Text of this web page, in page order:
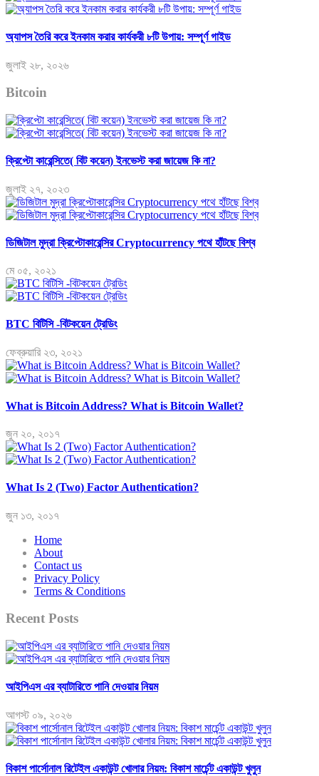
অ্যাপস তৈরি করে ইনকাম করার কার্যকরী ৮টি উপায়: সম্পূর্ণ গাইড
জুলাই ২৮, ২০২৬
Bitcoin
ক্রিপ্টো কারেন্সিতে( বিট কয়েন) ইনভেস্ট করা জায়েজ কি না?
জুলাই ২৭, ২০২৩
ডিজিটাল মুদ্রা ক্রিপ্টোকারেন্সির Cryptocurrency পথে হাঁটছে বিশ্ব
মে ০৫, ২০২১
BTC বিটিসি -বিটকয়েন ট্রেডিং
ফেব্রুয়ারি ২৩, ২০২১
What is Bitcoin Address? What is Bitcoin Wallet?
জুন ২০, ২০১৭
What Is 2 (Two) Factor Authentication?
জুন ১৩, ২০১৭
Home
About
Contact us
Privacy Policy
Terms & Conditions
Recent Posts
আইপিএস এর ব্যাটারিতে পানি দেওয়ার নিয়ম
আগস্ট ০৯, ২০২৬
বিকাশ পার্সোনাল রিটেইল একাউন্ট খোলার নিয়ম: বিকাশ মার্চেন্ট একাউন্ট খুলুন